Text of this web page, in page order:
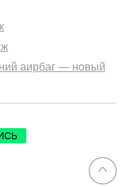
аирбаг — новый